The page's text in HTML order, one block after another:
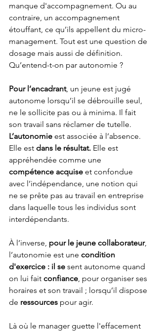
manque d'accompagnement. Ou au
contraire, un accompagnement
étouffant, ce qu’ils appellent du micro-
management. Tout est une question de
dosage mais aussi de définition.
Qu’entend-t-on par autonomie ?
Pour l’encadrant, un jeune est jugé
autonome lorsqu’il se débrouille seul,
ne le sollicite pas ou à minima. Il fait
son travail sans réclamer de tutelle.
L’autonomie est associée à l’absence.
Elle est dans le résultat. Elle est
appréhendée comme une
compétence acquise et confondue
avec l’indépendance, une notion qui
ne se prête pas au travail en entreprise
dans laquelle tous les individus sont
interdépendants.
À l’inverse, pour le jeune collaborateur,
l’autonomie est une condition
d'exercice : il se sent autonome quand
on lui fait confiance , pour organiser ses
horaires et son travail ; lorsqu’il dispose
de ressources pour agir.
Là où le manager guette l'effacement